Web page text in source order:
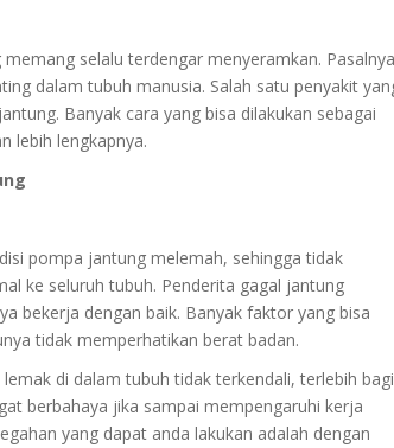
selalu terdengar menyeramkan.
dalam tubuh manusia. Salah satu penyakit
Banyak cara yang bisa dilakukan sebagai
lebih lengkapnya.
pompa jantung melemah, sehingga tidak
ke seluruh tubuh. Penderita gagal jantung
bekerja dengan baik. Banyak faktor yang bisa
tidak memperhatikan berat badan.
di dalam tubuh tidak terkendali, terlebih bagi
berbahaya jika sampai mempengaruhi kerja
yang dapat anda lakukan adalah dengan